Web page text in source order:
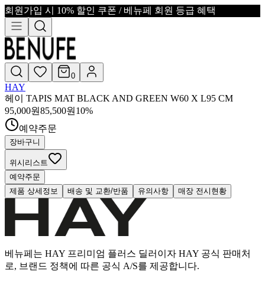
회원가입 시 10% 할인 쿠폰 / 베뉴페 회원 등급 혜택
0
HAY
헤이 TAPIS MAT BLACK AND GREEN W60 X L95 CM
95,000원85,500원 10%
예약주문
장바구니
위시리스트
예약주문
제품 상세정보
배송 및 교환/반품 유의사항 매장 전시현황
베뉴페는 HAY 프리미엄 플러스 딜러이자 HAY 공식 판매처
로, 브랜드 정책에 따른 공식 A/S를 제공합니다.